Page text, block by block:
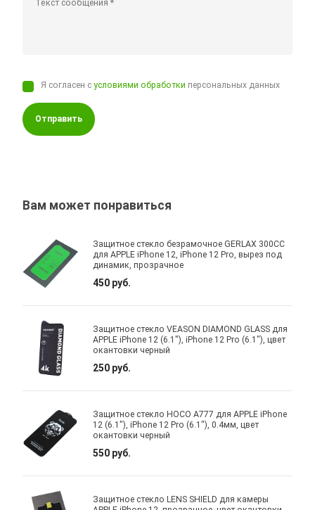
Я согласен сусловиями обработки персональных данных
Отправить
Вам может понравиться
Защитное стекло безрамочное GERLAX 300CC
для APPLE iPhone 12, iPhone 12 Pro, вырез под
динамик, прозрачное
450 руб.
Защитное стекло VEASON DIAMOND GLASS для
APPLE iPhone 12 (6.1"), iPhone 12 Pro (6.1"), цвет
окантовки черный
250 руб.
Защитное стекло HOCO A777 для APPLE iPhone
12 (6.1"), iPhone 12 Pro (6.1"), 0.4мм, цвет
окантовки черный
550 руб.
Защитное стекло LENS SHIELD для камеры